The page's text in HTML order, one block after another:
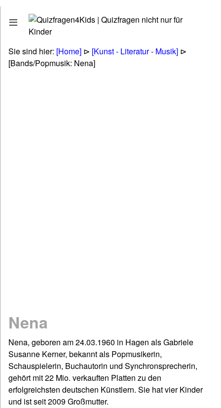
Quizfragen
Stadt - Land - Fluss
Tiere - Pflanzen - Natur
Deutsch: Grammatik & Co
Figuren- & Bilderrätsel
Informationen
Impressum / Kontakt
Links und Rechts
Sitemap
Sie sind hier: [Home] ⊳ [Kunst - Literatur - Musik] ⊳
[Bands/Popmusik: Nena]
Nena
Nena, geboren am 24.03.1960 in Hagen als Gabriele
Susanne Kerner, bekannt als Popmusikerin,
Schauspielerin, Buchautorin und Synchronsprecherin,
gehört mit 22 Mio. verkauften Platten zu den
erfolgreichsten deutschen Künstlern. Sie hat vier Kinder
und ist seit 2009 Großmutter.